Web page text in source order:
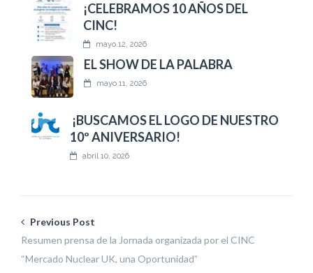
¡CELEBRAMOS 10 AÑOS DEL
CINC!
mayo 12, 2026
EL SHOW DE LA PALABRA
mayo 11, 2026
¡BUSCAMOS EL LOGO DE NUESTRO
10º ANIVERSARIO!
abril 10, 2026
Previous Post
Resumen prensa de la Jornada organizada por el CINC
“Mercado Nuclear UK, una Oportunidad”